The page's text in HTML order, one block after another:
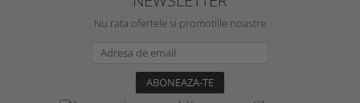
Nu rata ofertele si promotiile noastre